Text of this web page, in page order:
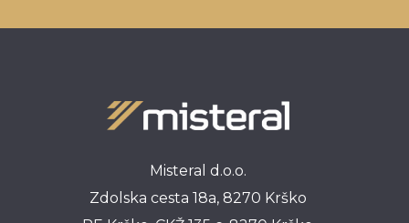
Misteral d.o.o.
Zdolska cesta 18a, 8270 Krško